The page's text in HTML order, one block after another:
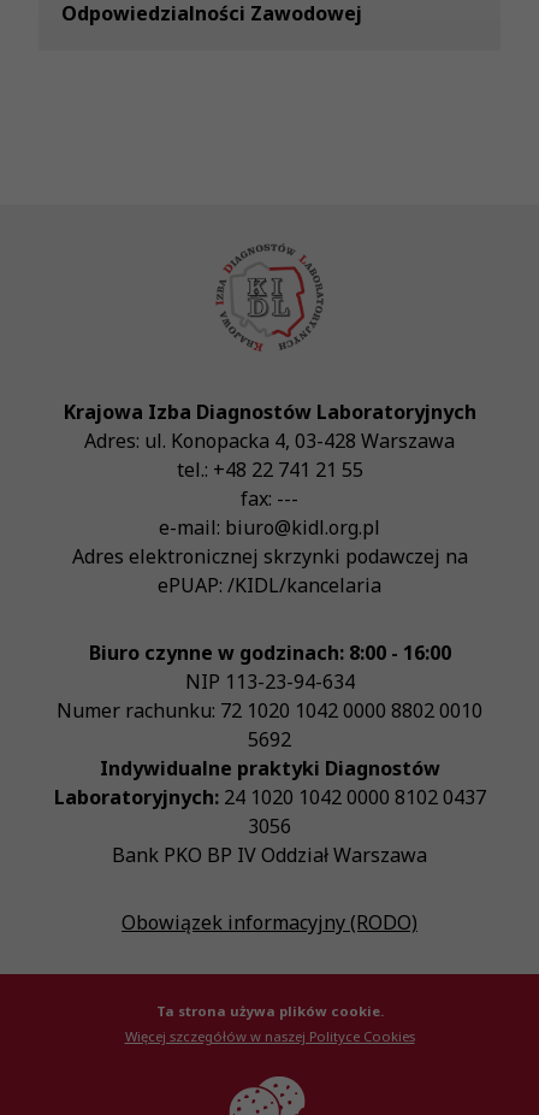
Odpowiedzialności Zawodowej
Krajowa Izba Diagnostów Laboratoryjnych
Adres: ul. Konopacka 4, 03-428 Warszawa
tel.: +48 22 741 21 55
fax: ---
e-mail: biuro@kidl.org.pl
Adres elektronicznej skrzynki podawczej na
ePUAP: /KIDL/kancelaria
Biuro czynne w godzinach: 8:00 - 16:00
NIP 113-23-94-634
Numer rachunku: 72 1020 1042 0000 8802 0010
5692
Indywidualne praktyki Diagnostów
Laboratoryjnych:24 1020 1042 0000 8102 0437
3056
Bank PKO BP IV Oddział Warszawa
Obowiązek informacyjny (RODO)
© Krajowa Izba Diagnostów Laboratoryjnych 2026
Ta strona używa plików cookie.
Więcej szczegółów w naszej Polityce Cookies